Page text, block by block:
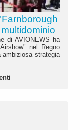
di AVIONEWS ha
nel Regno
ambiziosa strategia